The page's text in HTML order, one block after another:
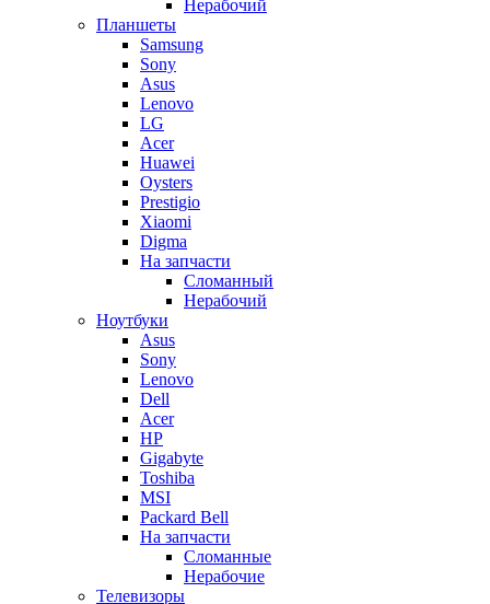
Нерабочий
Планшеты
Samsung
Sony
Asus
Lenovo
LG
Acer
Huawei
Oysters
Prestigio
Xiaomi
Digma
На запчасти
Сломанный
Нерабочий
Ноутбуки
Asus
Sony
Lenovo
Dell
Acer
HP
Gigabyte
Toshiba
MSI
Packard Bell
На запчасти
Сломанные
Нерабочие
Телевизоры